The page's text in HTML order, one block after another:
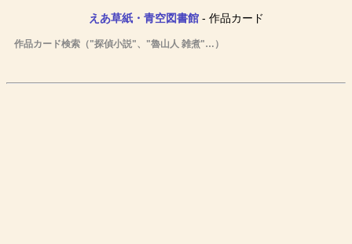
えあ草紙・青空図書館- 作品カード
作品カード検索（"探偵小説"、"魯山人 雑煮"…）